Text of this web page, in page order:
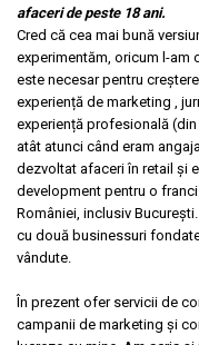
afaceri de peste 18 ani.
Cred că cea mai bună
experimentăm, oricum l-am
este necesar pentru
experiență de marketing ,
experiență profesională
atât atunci când eram
dezvoltat afaceri în retail și
development pentru o
României, inclusiv
cu două businessuri
vândute.
În prezent ofer servicii de
campanii de marketing și